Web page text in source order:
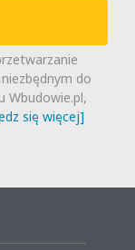
do
Wbudowie.pl,
się więcej]